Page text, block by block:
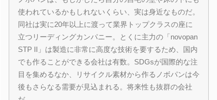
使われているかもしれないくらい、実は身近なものだ。
同社は実に20年以上に渡って業界トップクラスの座に
立つリーディングカンパニー。とくに主力の「novopan
STP II」は製造に非常に高度な技術を要するため、国内
でも作ることができる会社は有数。SDGsが国際的な注
目を集めるなか、リサイクル素材から作るノボパンは今
後もさらなる需要が見込まれる。将来性も抜群の会社